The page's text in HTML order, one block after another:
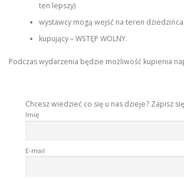
ten lepszy)
wystawcy mogą wejść na teren
kupujący – WSTĘP WOLNY.
Podczas wydarzenia będzie możliwość kupienia
Chcesz wiedzieć co się u nas dzieje? Zapisz
Imię
E-mail